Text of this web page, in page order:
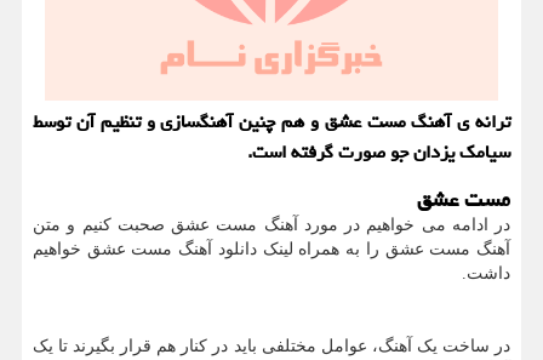
ترانه ی آهنگ مست عشق و هم چنین آهنگسازی و تنظیم آن توسط
سیامک یزدان جو صورت گرفته است.
مست عشق
در ادامه می خواهیم در مورد آهنگ مست عشق صحبت کنیم و متن
آهنگ مست عشق را به همراه لینک دانلود آهنگ مست عشق خواهیم
داشت.
در ساخت یک آهنگ، عوامل مختلفی باید در کنار هم قرار بگیرند تا یک